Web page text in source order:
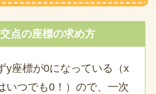
点の座標の求め方
y座標が0になっている（x
いつでも0！）ので、一次